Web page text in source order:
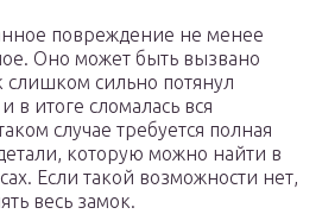
повреждение не менее
Оно может быть вызвано
слишком сильно потянул
в итоге сломалась вся
случае требуется полная
которую можно найти в
Если такой возможности нет,
весь замок.